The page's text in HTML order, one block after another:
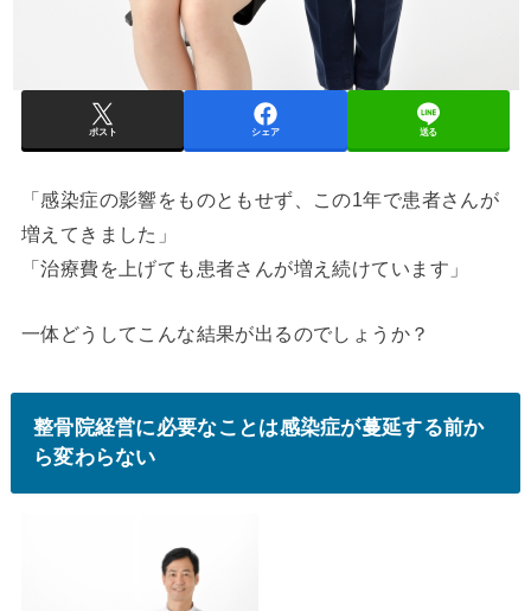
ポスト シェア 送る
「感染症の影響をものともせず、この1年で患者さんが
増えてきました」
「治療費を上げても患者さんが増え続けています」
一体どうしてこんな結果が出るのでしょうか？
整骨院経営に必要なことは感染症が蔓延する前か
ら変わらない